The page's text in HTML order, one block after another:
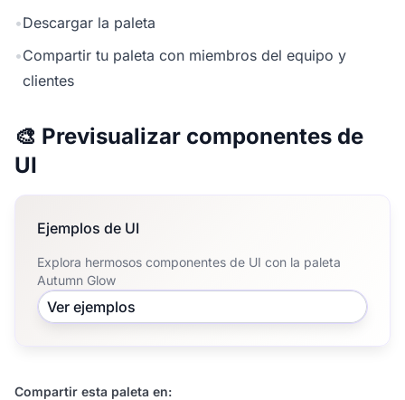
•Descargar la paleta
•Compartir tu paleta con miembros del equipo y
clientes
🎨 Previsualizar componentes de
UI
Ejemplos de UI
Explora hermosos componentes de UI con la paleta
Autumn Glow
Ver ejemplos
Compartir esta paleta en: